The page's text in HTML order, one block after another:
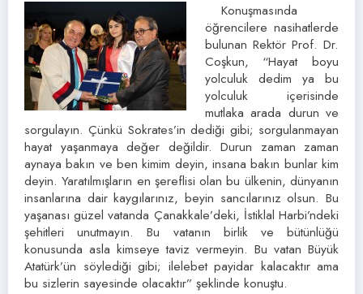
Konuşmasında
öğrencilere nasihatlerde
bulunan Rektör Prof. Dr.
Coşkun, “Hayat boyu
yolculuk dedim ya bu
yolculuk içerisinde
mutlaka arada durun ve
sorgulayın. Çünkü Sokrates’in dediği gibi; sorgulanmayan
hayat yaşanmaya değer değildir. Durun zaman zaman
aynaya bakın ve ben kimim deyin, insana bakın bunlar kim
deyin. Yaratılmışların en şereflisi olan bu ülkenin, dünyanın
insanlarına dair kaygılarınız, beyin sancılarınız olsun. Bu
yaşanası güzel vatanda Çanakkale’deki, İstiklal Harbi’ndeki
şehitleri unutmayın. Bu vatanın birlik ve bütünlüğü
konusunda asla kimseye taviz vermeyin. Bu vatan Büyük
Atatürk’ün söylediği gibi; ilelebet payidar kalacaktır ama
bu sizlerin sayesinde olacaktır” şeklinde konuştu.